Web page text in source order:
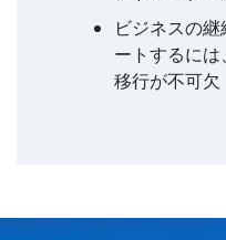
ビジネスの
ートするに
移行が不可欠